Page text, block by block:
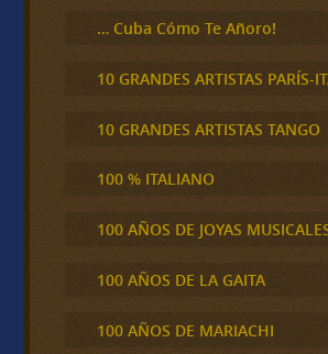
… Cuba Cómo Te Añoro!
10 GRANDES ARTISTAS PARÍS-
10 GRANDES ARTISTAS TANGO
100 % ITALIANO
100 AÑOS DE JOYAS
100 AÑOS DE LA GAITA
100 AÑOS DE MARIACHI